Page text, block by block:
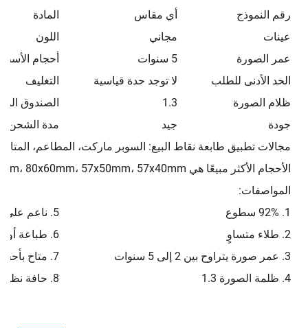
رقم النموذج
أي مقاس
المادة
عينات
مجاني
اللون
عمر الصورة
5 سنوات
أحجام
الحد الأدنى للطلب
لا توجد حدة قياسية
التغليف
ظلام الصورة
1.3
الصندوق
جودة
جيد
مدة الشحن
مجالات تطبيق طابعة نقاط البيع: السوبر ماركت، المطاعم،
الأحجام الأكثر مبيعًا هي 80x80mm، 80x70mm، 80x60mm، 57x50mm، 57x40mm، إلخ
المواصفات:
1. 92% سطوع
5. ناعم على الجانب الأمامي والخلفي
2. طلاء متساوٍ
6. طباعة أولية بواسطة الشركة المصنعة الأصلية (OEM)
3. عمر صورة يتراوح بين 2 إلى 5 سنوات
7. متاح بأحجام مختلفة
4. ظلمة الصورة 1.3
8. حافة نظيفة